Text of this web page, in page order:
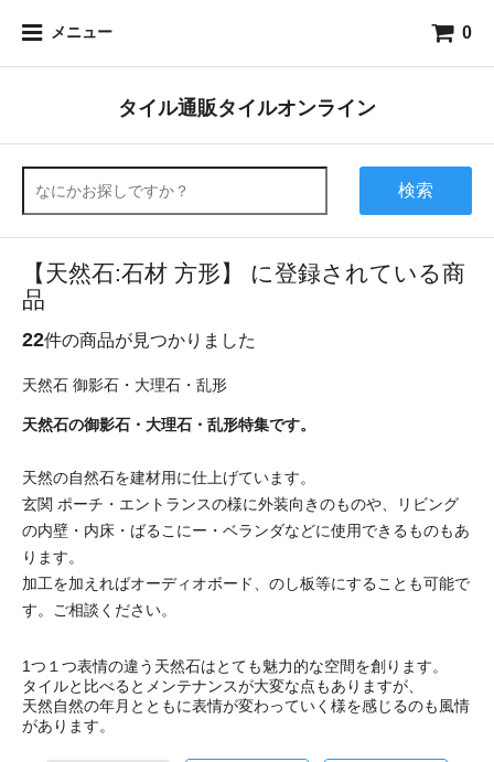
メニュー 0
タイル通販タイルオンライン
検索
【天然石:石材 方形】 に登録されている商
品
22件の商品が見つかりました
天然石 御影石・大理石・乱形
天然石の御影石・大理石・乱形特集です。
天然の自然石を建材用に仕上げています。
玄関 ポーチ・エントランスの様に外装向きのものや、リビング
の内壁・内床・ばるこにー・ベランダなどに使用できるものもあ
ります。
加工を加えればオーディオボード、のし板等にすることも可能で
す。ご相談ください。
1つ１つ表情の違う天然石はとても魅力的な空間を創ります。
タイルと比べるとメンテナンスが大変な点もありますが、
天然自然の年月とともに表情が変わっていく様を感じるのも風情
があります。